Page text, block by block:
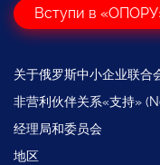
Вступи в
关于俄罗斯中小企业联合
非营利伙伴关系«支持»
经理局和委员会
地区